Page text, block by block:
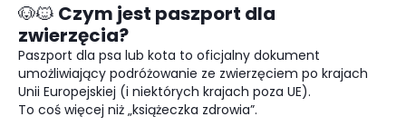
🐶🐱 Czym jest paszport dla
zwierzęcia?
Paszport dla psa lub kota to oficjalny dokument
umożliwiający podróżowanie ze zwierzęciem po krajach
Unii Europejskiej (i niektórych krajach poza UE).
To coś więcej niż „książeczka zdrowia”.